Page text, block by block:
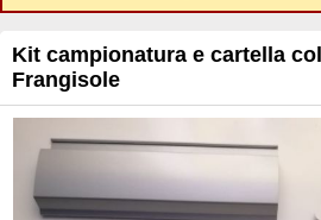
Kit campionatura e cartella
Frangisole